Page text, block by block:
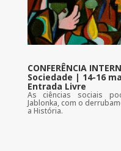
CONFERÊNCIA
Sociedade | 14-16
Entrada Livre
As ciências sociais
Jablonka, com o
a História.